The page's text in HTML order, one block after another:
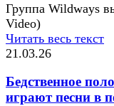
Группа Wildways
Video)
Читать весь текст
21.03.26
Бедственное
играют песни в